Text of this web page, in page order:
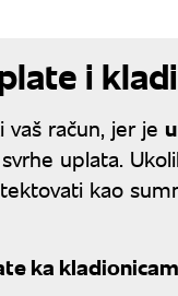
i
račun, jer je
uplata.
kao
ka